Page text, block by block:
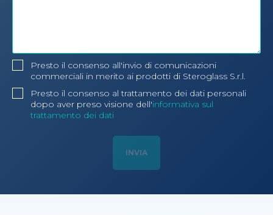
Presto il consenso all'invio di comunicazioni
commerciali in merito ai prodotti di Steroglass S.r.l.
Presto il consenso al trattamento dei dati personali
dopo aver preso visione dell'informativa sul
trattamento dei dati